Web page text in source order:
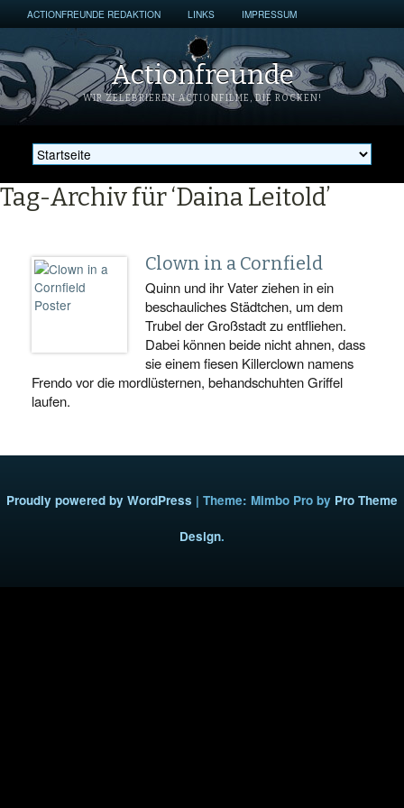
ACTIONFREUNDE REDAKTION LINKS IMPRESSUM
Actionfreunde
WIR ZELEBRIEREN ACTIONFILME, DIE ROCKEN!
Tag-Archiv für ‘Daina Leitold’
Clown in a Cornfield
Quinn und ihr Vater ziehen in ein
beschauliches Städtchen, um dem
Trubel der Großstadt zu entfliehen.
Dabei können beide nicht ahnen, dass
sie einem fiesen Killerclown namens
Frendo vor die mordlüsternen, behandschuhten Griffel
laufen.
Proudly powered by WordPress | Theme: Mimbo Pro by Pro Theme
Design.